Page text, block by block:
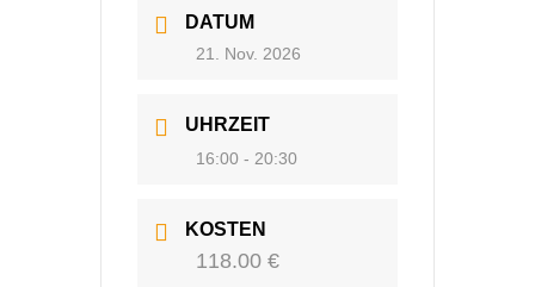
DATUM
21. Nov. 2026
UHRZEIT
16:00 - 20:30
KOSTEN
118.00 €